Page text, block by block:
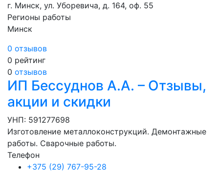
г. Минск, ул. Уборевича, д. 164, оф. 55
Регионы работы
Минск
0 отзывов
0 рейтинг
0 отзывов
ИП Бессуднов А.А. – Отзывы,
акции и скидки
УНП: 591277698
Изготовление металлоконструкций. Демонтажные
работы. Сварочные работы.
Телефон
+375 (29) 767-95-28